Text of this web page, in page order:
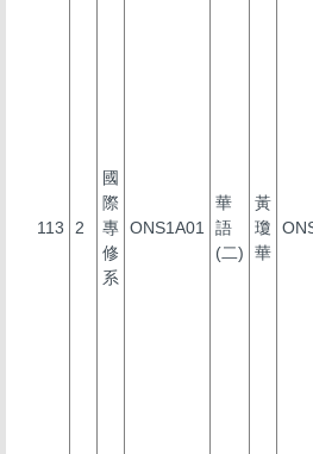
113 2
國
際
專
修
系
ONS1A01
華
語
(二)
黃
瓊
華